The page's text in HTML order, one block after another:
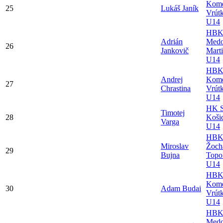
25 Lukáš Janík
U14
26
Adrián
Jankovič
HBK
U14
27
Andrej
Chrastina
HBK
U14
28
Timotej
Varga
HK
U14
29
Miroslav
Bujna
HBK
U14
30 Adam Budai
HBK
U14
HBK